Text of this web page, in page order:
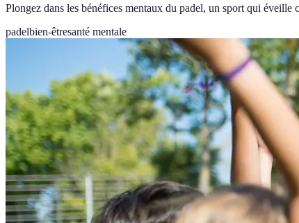
Plongez dans les bénéfices mentaux du padel, un sport qui
padelbien-êtresanté mentale